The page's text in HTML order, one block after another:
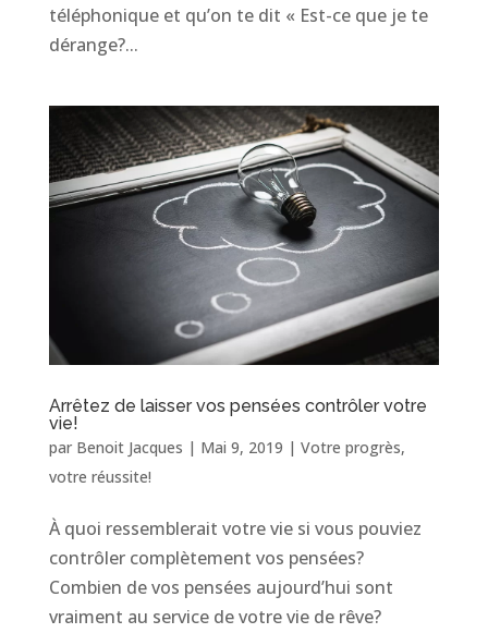
téléphonique et qu’on te dit « Est-ce que je te
dérange?...
Arrêtez de laisser vos pensées contrôler votre
vie!
par Benoit Jacques | Mai 9, 2019 | Votre progrès,
votre réussite!
À quoi ressemblerait votre vie si vous pouviez
contrôler complètement vos pensées?
Combien de vos pensées aujourd’hui sont
vraiment au service de votre vie de rêve?